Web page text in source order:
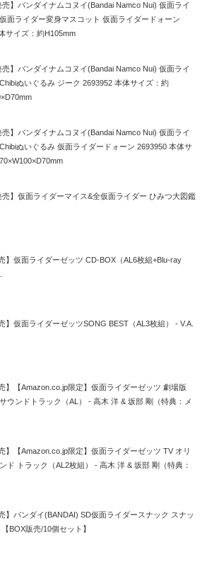
売】バンダイナムコヌイ(Bandai Namco Nui) 仮面ライ
面ライダー変身マスコット 仮面ライダードォーン
サイズ：約H105mm
売】バンダイナムコヌイ(Bandai Namco Nui) 仮面ライ
ぬいぐるみ ジーク 2693952 本体サイズ：約
売】バンダイナムコヌイ(Bandai Namco Nui) 仮面ライ
ぬいぐるみ 仮面ライダードォーン 2693950 本体サ
売】仮面ライダーマイス&全仮面ライダー ひみつ大図鑑
】仮面ライダーゼッツ CD-BOX（AL6枚組+Blu-ray
】仮面ライダーゼッツSONG BEST（AL3枚組） - V.A.
】【Amazon.co.jp限定】仮面ライダーゼッツ 劇場版
ウンドトラック（AL） - 高木 洋 & 坂部 剛（特典：メ
】【Amazon.co.jp限定】仮面ライダーゼッツ TV オリ
ド トラック（AL2枚組） - 高木 洋 & 坂部 剛（特典：
】バンダイ(BANDAI) SD仮面ライダースナック スナッ
BOX販売/10個セット】